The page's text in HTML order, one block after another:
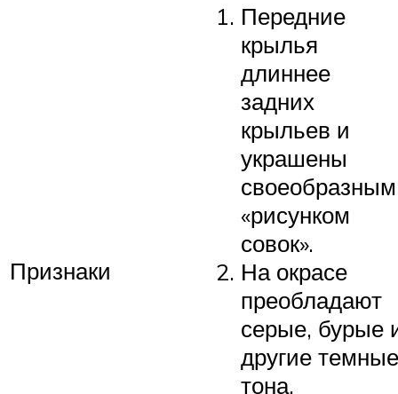
Признаки
Передние
крылья
длиннее
задних
крыльев и
украшены
своеобразным
«рисунком
совок».
На окрасе
преобладают
серые, бурые
другие темные
тона.